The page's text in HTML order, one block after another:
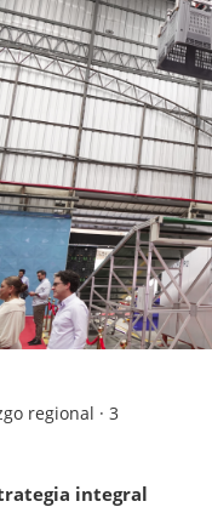
regional · 3
integral